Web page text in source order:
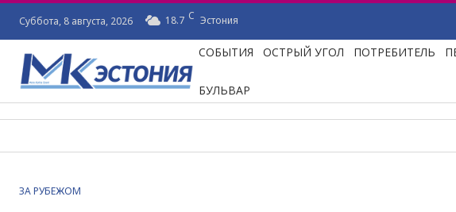
Суббота, 8 августа, 2026 18.7 C Эстония
СОБЫТИЯ ОСТРЫЙ УГОЛ ПОТРЕБИТЕЛЬ
БУЛЬВАР
ЗА РУБЕЖОМ